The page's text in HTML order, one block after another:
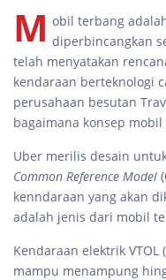
M obil terbang
diperbincangkan
telah menyatakan
kendaraan berteknologi
perusahaan besutan
bagaimana konsep
Uber merilis desain
Common Reference Model
kenndaraan yang akan
adalah jenis dari mobil
Kendaraan elektrik VTOL (
mampu menampung